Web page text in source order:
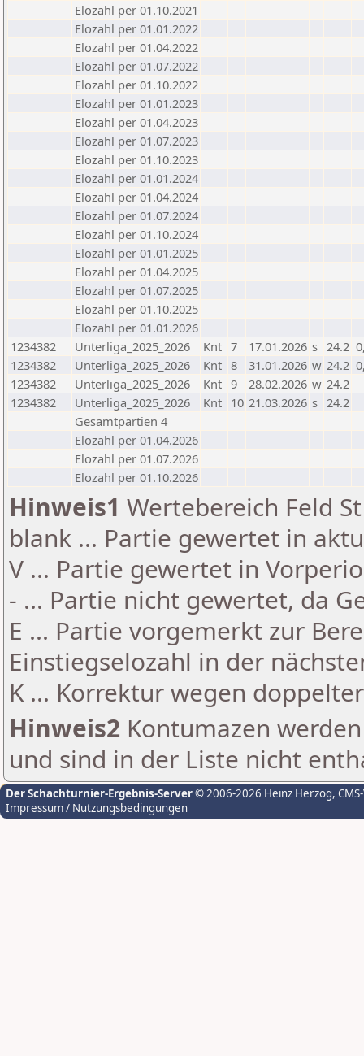
Elozahl per 01.10.2021
Elozahl per 01.01.2022
Elozahl per 01.04.2022
Elozahl per 01.07.2022
Elozahl per 01.10.2022
Elozahl per 01.01.2023
Elozahl per 01.04.2023
Elozahl per 01.07.2023
Elozahl per 01.10.2023
Elozahl per 01.01.2024
Elozahl per 01.04.2024
Elozahl per 01.07.2024
Elozahl per 01.10.2024
Elozahl per 01.01.2025
Elozahl per 01.04.2025
Elozahl per 01.07.2025
Elozahl per 01.10.2025
Elozahl per 01.01.2026
1234382
Unterliga_2025_2026 Knt 7 17.01.2026 s 24.2
1234382
Unterliga_2025_2026 Knt 8 31.01.2026 w 24.2
1234382
Unterliga_2025_2026 Knt 9 28.02.2026 w 24.2
1234382
Unterliga_2025_2026 Knt 10 21.03.2026 s 24.2
Gesamtpartien 4
Elozahl per 01.04.2026
Elozahl per 01.07.2026
Elozahl per 01.10.2026
Hinweis1 Wertebereich Feld
blank ... Partie gewertet in
V ... Partie gewertet in
- ... Partie nicht gewertet, da
E ... Partie vorgemerkt zur
Einstiegselozahl in der
K ... Korrektur wegen
Hinweis2 Kontumazen
und sind in der Liste nicht
Der Schachturnier-Ergebnis-Server© 2006-2026 Heinz Herzog,
Impressum / Nutzungsbedingungen